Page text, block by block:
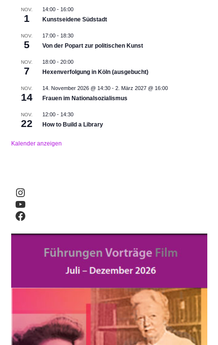
NOV.
1
14:00- 16:00
Kunstseidene Südstadt
NOV.
5
17:00- 18:30
Von der Popart zur politischen Kunst
NOV.
7
18:00- 20:00
Hexenverfolgung in Köln (ausgebucht)
NOV.
14
14. November 2026 @ 14:30- 2. März 2027 @ 16:00
Frauen im Nationalsozialismus
NOV.
22
12:00- 14:30
How to Build a Library
Kalender anzeigen
Instagram
YouTube
Facebook